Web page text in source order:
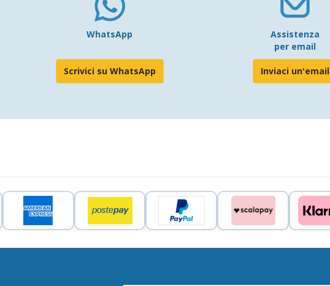
WhatsApp
Scrivici su WhatsApp
Assistenza
per email
Inviaci un'email